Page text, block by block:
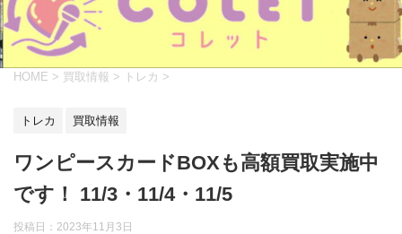
HOME > 買取情報 > トレカ >
トレカ 買取情報
ワンピースカードBOXも高額買取実施中
です！ 11/3・11/4・11/5
投稿日： 2023年11月3日